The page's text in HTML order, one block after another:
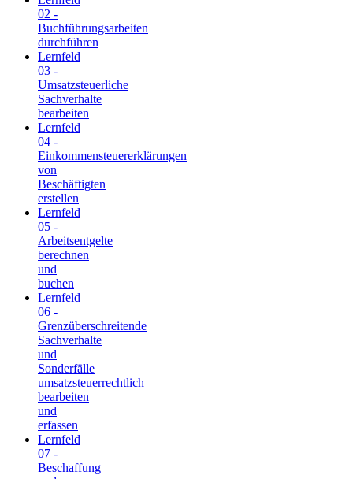
02 -
Buchführungsarbeiten
durchführen
Lernfeld
03 -
Umsatzsteuerliche
Sachverhalte
bearbeiten
Lernfeld
04 -
Einkommensteuererklärungen
von
Beschäftigten
erstellen
Lernfeld
05 -
Arbeitsentgelte
berechnen
und
buchen
Lernfeld
06 -
Grenzüberschreitende
Sachverhalte
und
Sonderfälle
umsatzsteuerrechtlich
bearbeiten
und
erfassen
Lernfeld
07 -
Beschaffung